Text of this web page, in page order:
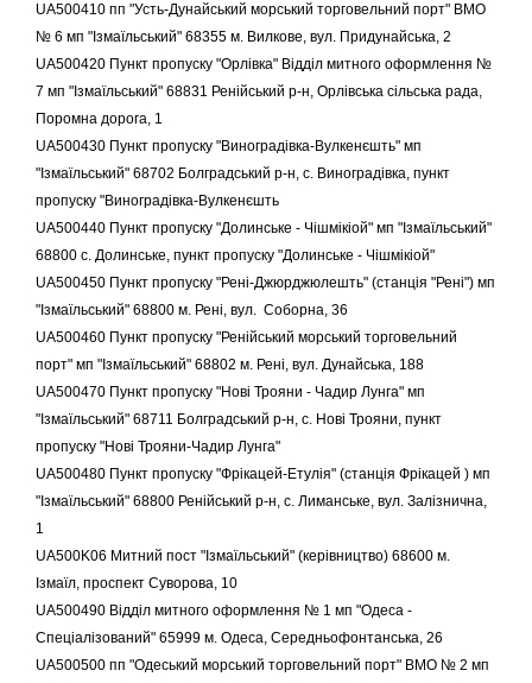
UA500410 пп "Усть-Дунайський морський торговельний порт" ВМО
№ 6 мп "Ізмаїльський" 68355 м. Вилкове, вул. Придунайська, 2
UA500420 Пункт пропуску "Орлівка" Відділ митного оформлення №
7 мп "Ізмаїльський" 68831 Ренійський р-н, Орлівська сільська рада,
Поромна дорога, 1
UA500430 Пункт пропуску "Виноградівка-Вулкенєшть" мп
"Ізмаїльський" 68702 Болградський р-н, с. Виноградівка, пункт
пропуску "Виноградівка-Вулкенєшть
UA500440 Пункт пропуску "Долинське - Чішмікіой" мп "Ізмаїльський"
68800 с. Долинське, пункт пропуску "Долинське - Чішмікіой"
UA500450 Пункт пропуску "Рені-Джюрджюлешть" (станція "Рені") мп
"Ізмаїльський" 68800 м. Рені, вул. Соборна, 36
UA500460 Пункт пропуску "Ренійський морський торговельний
порт" мп "Ізмаїльський" 68802 м. Рені, вул. Дунайська, 188
UA500470 Пункт пропуску "Нові Трояни - Чадир Лунга" мп
"Ізмаїльський" 68711 Болградський р-н, с. Нові Трояни, пункт
пропуску "Нові Трояни-Чадир Лунга"
UA500480 Пункт пропуску "Фрікацей-Етулія" (станція Фрікацей ) мп
"Ізмаїльський" 68800 Ренійський р-н, с. Лиманське, вул. Залізнична,
1
UA500K06 Митний пост "Ізмаїльський" (керівництво) 68600 м.
Ізмаїл, проспект Суворова, 10
UA500490 Відділ митного оформлення № 1 мп "Одеса -
Спеціалізований" 65999 м. Одеса, Середньофонтанська, 26
UA500500 пп "Одеський морський торговельний порт" ВМО № 2 мп